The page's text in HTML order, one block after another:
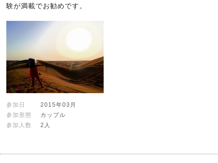
験が満載でお勧めです。
参加日
2015年03月
参加形態
カップル
参加人数
2人